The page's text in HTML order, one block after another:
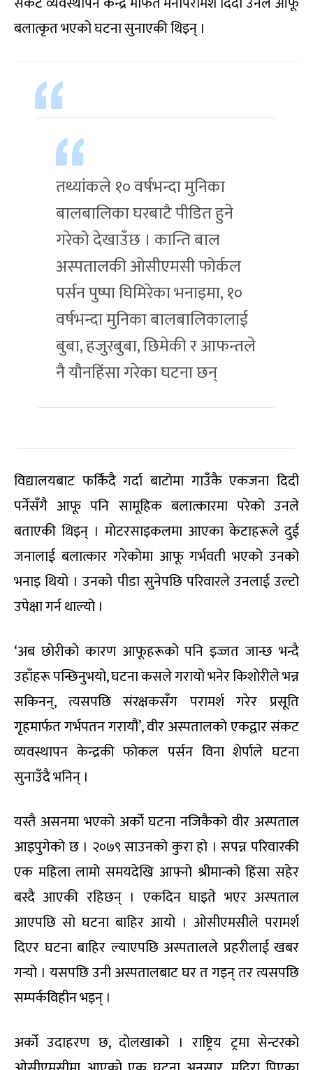
बलात्कृत भएको घटना सुनाएकी थिइन् ।
तथ्यांकले १० वर्षभन्दा मुनिका
बालबालिका घरबाटै पीडित हुने
गरेको देखाउँछ । कान्ति बाल
अस्पतालकी ओसीएमसी फोर्कल
पर्सन पुष्पा घिमिरेका भनाइमा, १०
वर्षभन्दा मुनिका बालबालिकालाई
बुबा, हजुरबुबा, छिमेकी र आफन्तले
नै यौनहिंसा गरेका घटना छन्
विद्यालयबाट फर्किंदै गर्दा बाटोमा गाउँकै एकजना दिदी
पर्नेसँगै आफू पनि सामूहिक बलात्कारमा परेको उनले
बताएकी थिइन् । मोटरसाइकलमा आएका केटाहरूले दुई
जनालाई बलात्कार गरेकोमा आफू गर्भवती भएको उनको
भनाइ थियो । उनको पीडा सुनेपछि परिवारले उनलाई उल्टो
उपेक्षा गर्न थाल्यो ।
‘अब छोरीको कारण आफूहरूको पनि इज्जत जान्छ भन्दै
उहाँहरू पन्छिनुभयो, घटना कसले गरायो भनेर किशोरीले भन्न
सकिनन्, त्यसपछि संरक्षकसँग परामर्श गरेर प्रसूति
गृहमार्फत गर्भपतन गरायौं’, वीर अस्पतालको एकद्वार संकट
व्यवस्थापन केन्द्रकी फोकल पर्सन विना शेर्पाले घटना
सुनाउँदै भनिन् ।
यस्तै असनमा भएको अर्को घटना नजिकैको वीर अस्पताल
आइपुगेको छ । २०७९ साउनको कुरा हो । सपन्न परिवारकी
एक महिला लामो समयदेखि आफ्नो श्रीमान्को हिंसा सहेर
बस्दै आएकी रहिछन् । एकदिन घाइते भएर अस्पताल
आएपछि सो घटना बाहिर आयो । ओसीएमसीले परामर्श
दिएर घटना बाहिर ल्याएपछि अस्पतालले प्रहरीलाई खबर
गर्‍यो । यसपछि उनी अस्पतालबाट घर त गइन् तर त्यसपछि
सम्पर्कविहीन भइन् ।
अर्को उदाहरण छ, दोलखाको । राष्ट्रिय ट्रमा सेन्टरको